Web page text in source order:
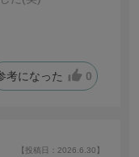
プルなコーディ
考になった 0
【投稿日：2026.6.30】